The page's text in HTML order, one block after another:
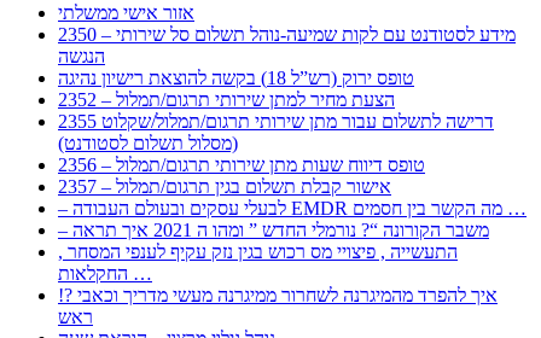
אזור אישי ממשלתי
2350 – מידע לסטודנט עם לקות שמיעה-נוהל תשלום סל שירותי
הנגשה
טופס ירוק (רש”ל 18) בקשה להוצאת רישיון נהיגה
2352 – הצעת מחיר למתן שירותי תרגום/תמלול
2355 דרישה לתשלום עבור מתן שירותי תרגום/תמלול/שקלוט
(מסלול תשלום לסטודנט)
2356 – טופס דיווח שעות מתן שירותי תרגום/תמלול
2357 – אישור קבלת תשלום בגין תרגום/תמלול
– לבעלי עסקים ובעולם העבודה EMDR מה הקשר בין חסמים …
– משבר הקורונה “? נורמלי החדש ” ומהו ה 2021 איך תראה
, התעשייה , פיצויי מס רכוש בגין נזק עקיף לענפי המסחר
החקלאות …
!? איך להפרד מהמיגרנה לשחרור ממיגרנה מעשי מדריך וכאבי
ראש